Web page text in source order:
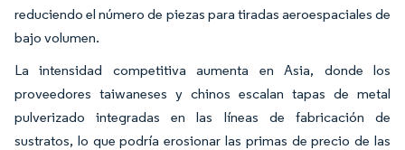
reduciendo el número de piezas para tiradas aeroespaciales de
bajo volumen.
La intensidad competitiva aumenta en Asia, donde los
proveedores taiwaneses y chinos escalan tapas de metal
pulverizado integradas en las líneas de fabricación de
sustratos, lo que podría erosionar las primas de precio de las